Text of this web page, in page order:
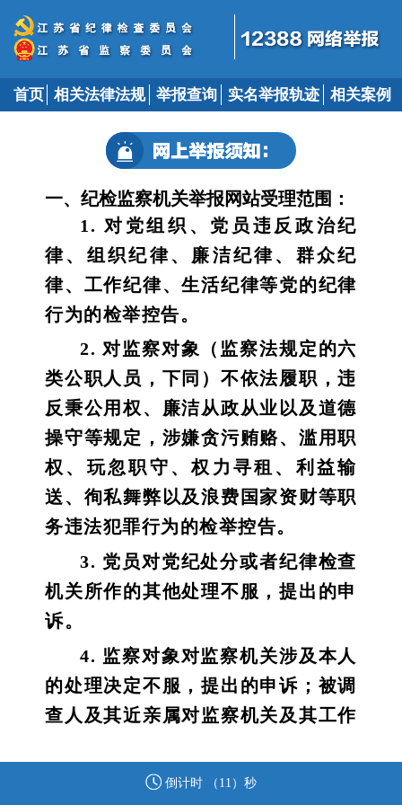
首页 相关法律法规 举报查询 实名举报轨迹 相关案例
一、纪检监察机关举报网站受理范围：
1. 对党组织、党员违反政治纪
律、组织纪律、廉洁纪律、群众纪
律、工作纪律、生活纪律等党的纪律
行为的检举控告。
2. 对监察对象（监察法规定的六
类公职人员，下同）不依法履职，违
反秉公用权、廉洁从政从业以及道德
操守等规定，涉嫌贪污贿赂、滥用职
权、玩忽职守、权力寻租、利益输
送、徇私舞弊以及浪费国家资财等职
务违法犯罪行为的检举控告。
3. 党员对党纪处分或者纪律检查
机关所作的其他处理不服，提出的申
诉。
4. 监察对象对监察机关涉及本人
的处理决定不服，提出的申诉；被调
查人及其近亲属对监察机关及其工作
法权益的行为，提出的申诉。
倒计时 （ 11 ）秒